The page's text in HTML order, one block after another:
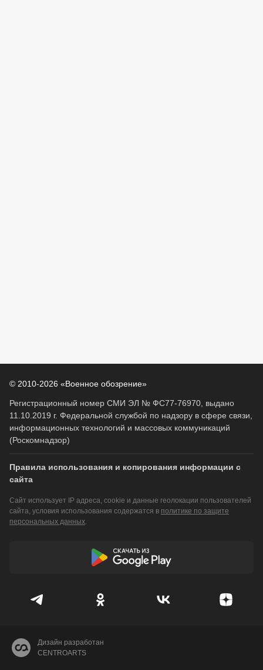
© 2010-2026 «Военное обозрение»
Регистрационный номер СМИ ЭЛ № ФС77-76970, выдано
11.10.2019 г. Федеральной службой по надзору в сфере связи,
информационных технологий и массовых коммуникаций
(Роскомнадзор)
Правила использования и копирования информации с
сайта
Сайт использует IP адреса, cookie и данные геолокации пользователей
сайта, условия использования содержатся в политике по защите
персональных данных.
Дизайн разработан
CENTROARTS